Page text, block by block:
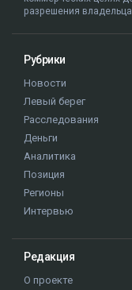
разрешения владельца
Рубрики
Новости
Левый берег
Расследования
Деньги
Аналитика
Позиция
Регионы
Интервью
Редакция
О проекте